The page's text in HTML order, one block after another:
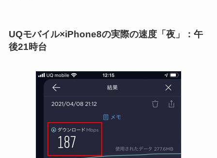
UQモバイル×iPhone8の実際の速度「夜」：午
後21時台